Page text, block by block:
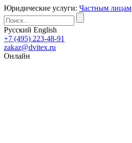
Юридические услуги: Частным лицам
Русский English
+7 (495) 223-48-91
zakaz@dvitex.ru
Онлайн